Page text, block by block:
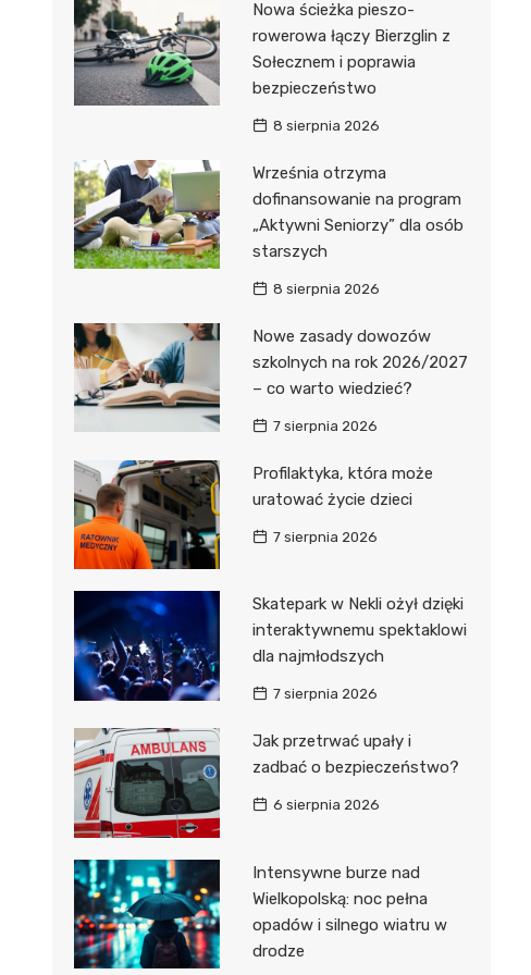
Dzieci Wrzesińskich
Park Miejski im. Dzieci
Wrzesińskich
Amfiteatr im. Anny Jantar
Jump World Września
Wrzesińska Strefa
Aktywności
Pałac w Miłosławiu
Izba Pamięci Reymonta
Rezerwat Czeszewski Las
Nowa ścieżka pieszo-
rowerowa łączy Bierzglin z
Sołecznem i poprawia
bezpieczeństwo
8 sierpnia 2026
Września otrzyma
dofinansowanie na program
„Aktywni Seniorzy” dla osób
starszych
8 sierpnia 2026
Nowe zasady dowozów
szkolnych na rok 2026/2027
– co warto wiedzieć?
7 sierpnia 2026
Profilaktyka, która może
uratować życie dzieci
7 sierpnia 2026
Skatepark w Nekli ożył dzięki
interaktywnemu spektaklowi
dla najmłodszych
7 sierpnia 2026
Jak przetrwać upały i
zadbać o bezpieczeństwo?
6 sierpnia 2026
Intensywne burze nad
Wielkopolską: noc pełna
opadów i silnego wiatru w
drodze